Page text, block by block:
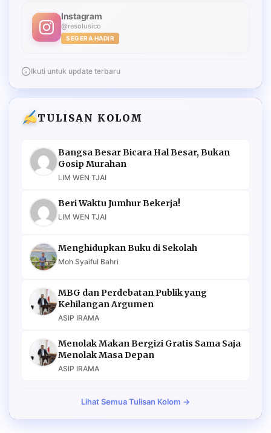
Instagram
@resolusico
SEGERA HADIR
Ikuti untuk update terbaru
TULISAN KOLOM
Bangsa Besar Bicara Hal Besar, Bukan
Gosip Murahan
LIM WEN TJAI
Beri Waktu Jumhur Bekerja!
LIM WEN TJAI
Menghidupkan Buku di Sekolah
Moh Syaiful Bahri
MBG dan Perdebatan Publik yang
Kehilangan Argumen
ASIP IRAMA
Menolak Makan Bergizi Gratis Sama Saja
Menolak Masa Depan
ASIP IRAMA
Lihat Semua Tulisan Kolom →